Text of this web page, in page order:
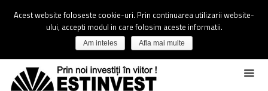
Acest website foloseste cookie-uri. Prin continuarea utilizarii website-
ului, accepti modul in care folosim aceste informatii.
Am inteles Afla mai multe